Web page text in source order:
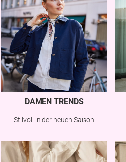
DAMEN TRENDS
Stilvoll in der neuen Saison